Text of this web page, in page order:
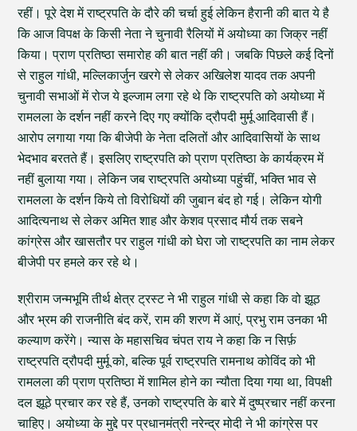
रहीं। पूरे देश में राष्ट्रपति के दौरे की चर्चा हुई लेकिन हैरानी की बात ये है
कि आज विपक्ष के किसी नेता ने चुनावी रैलियों में अयोध्या का जिक्र नहीं
किया। प्राण प्रतिष्ठा समारोह की बात नहीं की। जबकि पिछले कई दिनों
से राहुल गांधी, मल्लिकार्जुन खरगे से लेकर अखिलेश यादव तक अपनी
चुनावी सभाओं में रोज ये इल्जाम लगा रहे थे कि राष्ट्रपति को अयोध्या में
रामलला के दर्शन नहीं करने दिए गए क्योंकि द्रौपदी मुर्मू आदिवासी हैं।
आरोप लगाया गया कि बीजेपी के नेता दलितों और आदिवासियों के साथ
भेदभाव बरतते हैं। इसलिए राष्ट्रपति को प्राण प्रतिष्ठा के कार्यक्रम में
नहीं बुलाया गया। लेकिन जब राष्ट्रपति अयोध्या पहुंचीं, भक्ति भाव से
रामलला के दर्शन किये तो विरोधियों की जुबान बंद हो गई। लेकिन योगी
आदित्यनाथ से लेकर अमित शाह और केशव प्रसाद मौर्य तक सबने
कांग्रेस और खासतौर पर राहुल गांधी को घेरा जो राष्ट्रपति का नाम लेकर
बीजेपी पर हमले कर रहे थे।
श्रीराम जन्मभूमि तीर्थ क्षेत्र ट्रस्ट ने भी राहुल गांधी से कहा कि वो झूठ
और भ्रम की राजनीति बंद करें, राम की शरण में आएं, प्रभु राम उनका भी
कल्याण करेंगे। न्यास के महासचिव चंपत राय ने कहा कि न सिर्फ़
राष्ट्रपति द्रौपदी मुर्मू को, बल्कि पूर्व राष्ट्रपति रामनाथ कोविंद को भी
रामलला की प्राण प्रतिष्ठा में शामिल होने का न्यौता दिया गया था, विपक्षी
दल झूठे प्रचार कर रहे हैं, उनको राष्ट्रपति के बारे में दुष्प्रचार नहीं करना
चाहिए। अयोध्या के मुद्दे पर प्रधानमंत्री नरेन्द्र मोदी ने भी कांग्रेस पर